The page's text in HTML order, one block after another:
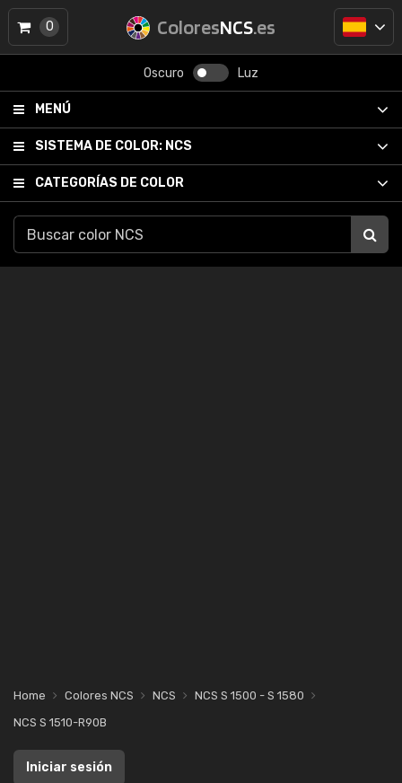
ColoresNCS.es
Oscuro Luz
MENÚ
SISTEMA DE COLOR: NCS
CATEGORÍAS DE COLOR
0
Home Colores NCS NCS
NCS S 1500 - S 1580
NCS S 1510-R90B
Iniciar sesión